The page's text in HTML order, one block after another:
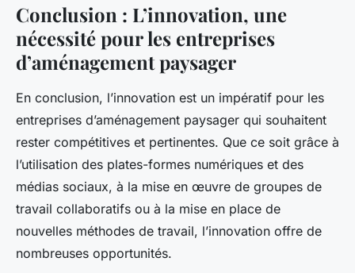
Conclusion : L’innovation, une
nécessité pour les entreprises
d’aménagement paysager
En conclusion, l’innovation est un impératif pour les
entreprises d’aménagement paysager qui souhaitent
rester compétitives et pertinentes. Que ce soit grâce à
l’utilisation des plates-formes numériques et des
médias sociaux, à la mise en œuvre de groupes de
travail collaboratifs ou à la mise en place de
nouvelles méthodes de travail, l’innovation offre de
nombreuses opportunités.